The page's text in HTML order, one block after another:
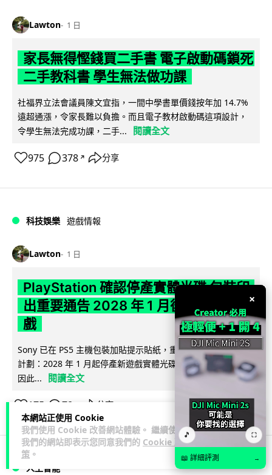
本網站正使用 Cookie
我們使用 Cookie 改善網站體驗。 繼續使用
我們的網站即表示您同意我們的 Cookie 政
策 。
Lawton 1 日
家長無得慳錢買二手書 電子啟動碼鎖死
二手教科書 學生無法做功課
社福界立法會議員陳文宜指，一間中學書單價錢按年加 14.7%
遠超通漲，令家長難以負擔。而且電子教材啟動碼這項設計，
令學生無法完成功課，二手...
閱讀全文
975 378 ↗ 分享
科技娛樂 遊戲情報
Lawton 1 日
PlayStation 確認停產實體光碟 包裝印
出重要通告 2028 年 1 月後不出光碟遊
戲
Sony 已在 PS5 主機包裝加貼提示貼紙，重申官方 7 月已公布
計劃：2028 年 1 月起停產新遊戲實體光碟。分析師預期 PS6
因此...
閱讀全文
175 78 分享
人工智能
×
🎵 ⛶
📖 詳細評測 →